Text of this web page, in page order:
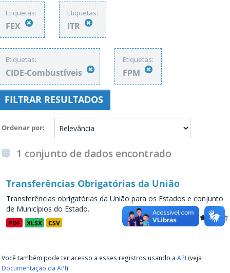
Etiquetas:
FEX
Etiquetas:
ITR
Etiquetas:
CIDE-Combustíveis
Etiquetas:
FPM
FILTRAR RESULTADOS
Ordenar por
1 conjunto de dados encontrado
Transferências Obrigatórias da União
Transferências obrigatórias da União para os Estados e conjunto
de Municípios do Estado.
PDF XLSX CSV
Você também pode ter acesso a esses registros usando a API (veja
Documentação da API).